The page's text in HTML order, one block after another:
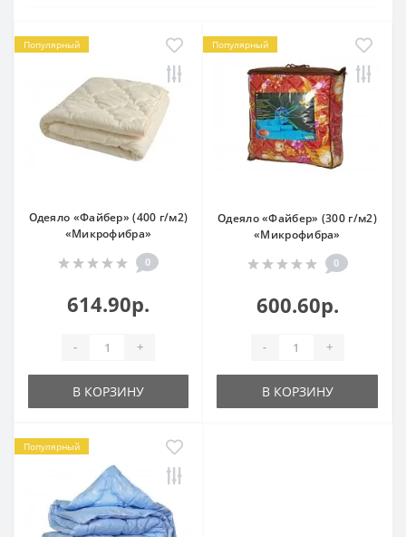
Популярный
Одеяло «Файбер» (400 г/м2)
«Микрофибра»
0
614.90р.
- +
В КОРЗИНУ
Популярный
Одеяло «Файбер» (300 г/м2)
«Микрофибра»
0
600.60р.
- +
В КОРЗИНУ
Популярный